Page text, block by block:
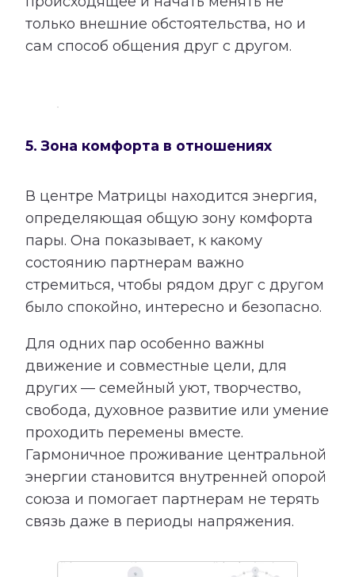
только внешние обстоятельства, но и
сам способ общения друг с другом.
5. Зона комфорта в отношениях
В центре Матрицы находится энергия,
определяющая общую зону комфорта
пары. Она показывает, к какому
состоянию партнерам важно
стремиться, чтобы рядом друг с другом
было спокойно, интересно и безопасно.
Для одних пар особенно важны
движение и совместные цели, для
других — семейный уют, творчество,
свобода, духовное развитие или умение
проходить перемены вместе.
Гармоничное проживание центральной
энергии становится внутренней опорой
союза и помогает партнерам не терять
связь даже в периоды напряжения.